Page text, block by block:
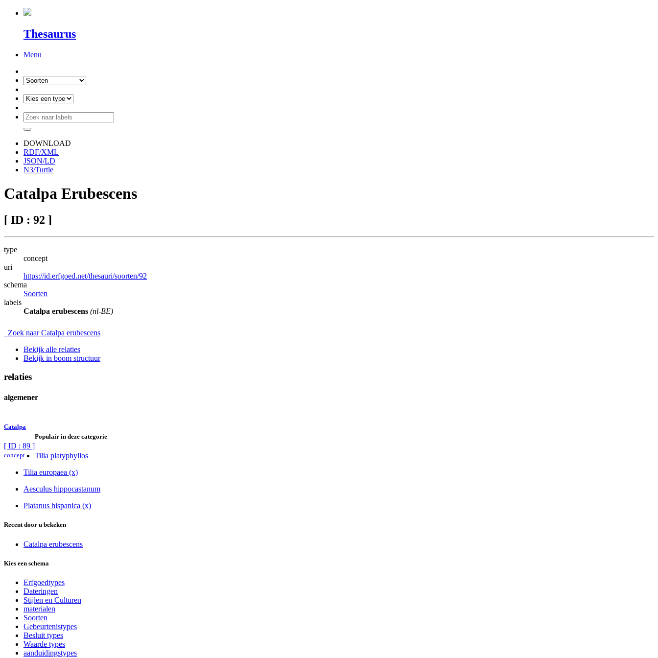
Thesaurus
Menu
DOWNLOAD
RDF/XML
JSON/LD
N3/Turtle
Catalpa Erubescens
[ ID : 92 ]
type
concept
uri
https://id.erfgoed.net/thesauri/soorten/92
schema
Soorten
labels
Catalpa erubescens (nl-BE)
Zoek naar Catalpa erubescens
Bekijk alle relaties
Bekijk in boom structuur
relaties
algemener
Catalpa
[ ID : 89 ]
concept
Populair in deze categorie
Tilia platyphyllos
Tilia europaea (x)
Aesculus hippocastanum
Platanus hispanica (x)
Recent door u bekeken
Catalpa erubescens
Kies een schema
Erfgoedtypes
Dateringen
Stijlen en Culturen
materialen
Soorten
Gebeurtenistypes
Besluit types
Waarde types
aanduidingstypes